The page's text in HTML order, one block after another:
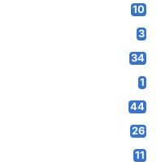
10
3
34
1
44
26
11